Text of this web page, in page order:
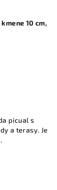
10 cm,
picual s
a terasy. Je